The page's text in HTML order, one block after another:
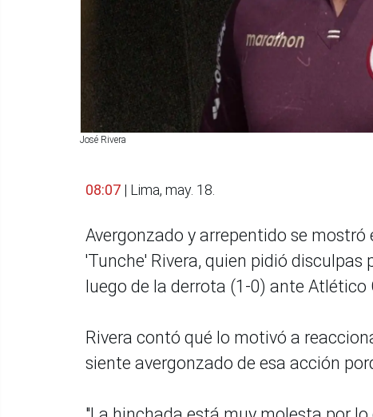
José Rivera
08:07 | Lima, may. 18.
Avergonzado y arrepentido se
'Tunche' Rivera, quien pidió
luego de la derrota (1-0) ante Atlético
Rivera contó qué lo motivó a
siente avergonzado de esa acción